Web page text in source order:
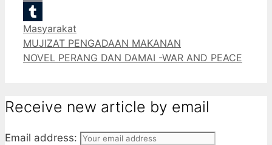
Email
Tumblr
Categories
Masyarakat
MUJIZAT PENGADAAN MAKANAN
NOVEL PERANG DAN DAMAI -WAR AND PEACE
Receive new article by email
Email address: